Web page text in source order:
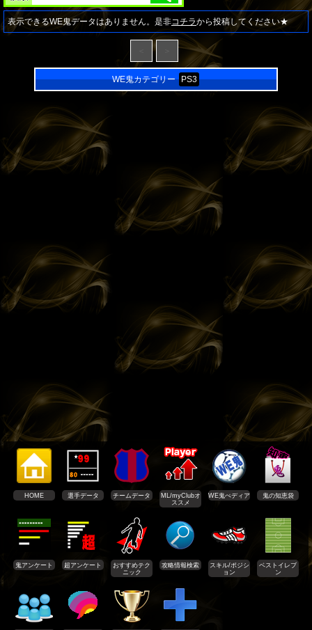
表示できるWE鬼データはありません。是非コチラから投稿してください★
WE鬼カテゴリー PS3
HOME 選手データ チームデータ
ML/myClubオ
ススメ
WE鬼ぺディア 鬼の知恵袋
鬼アンケート 超アンケート
おすすめテク
ニック
攻略情報検索
スキル/ポジシ
ョン
ベストイレブ
ン